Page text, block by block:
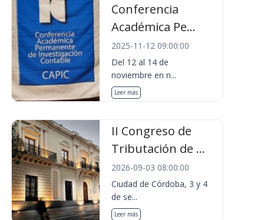
Conferencia
Académica Pe...
2025-11-12 09:00:00
Del 12 al 14 de
noviembre en n...
Leer más
II Congreso de
Tributación de ...
2026-09-03 08:00:00
Ciudad de Córdoba, 3 y 4
de se...
Leer más